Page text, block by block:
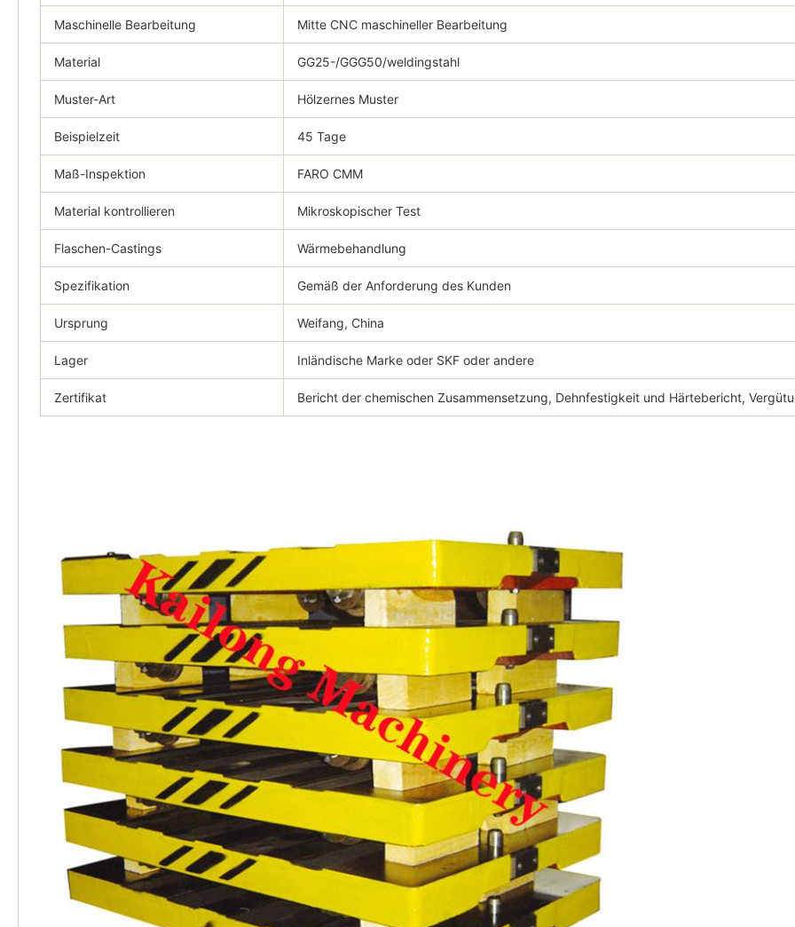
Maschinelle Bearbeitung Mitte CNC maschineller Bearbeitung
Material GG25-/GGG50/weldingstahl
Muster-Art Hölzernes Muster
Beispielzeit 45 Tage
Maß-Inspektion FARO CMM
Material kontrollieren Mikroskopischer Test
Flaschen-Castings Wärmebehandlung
Spezifikation Gemäß der Anforderung des Kunden
Ursprung Weifang, China
Lager Inländische Marke oder SKF oder andere
Zertifikat Bericht der chemischen Zusammensetzung, Dehnfestigkeit und Härtebericht,